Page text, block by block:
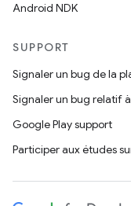
Android NDK
SUPPORT
Signaler un bug de la
Signaler un bug relatif
Google Play support
Participer aux études